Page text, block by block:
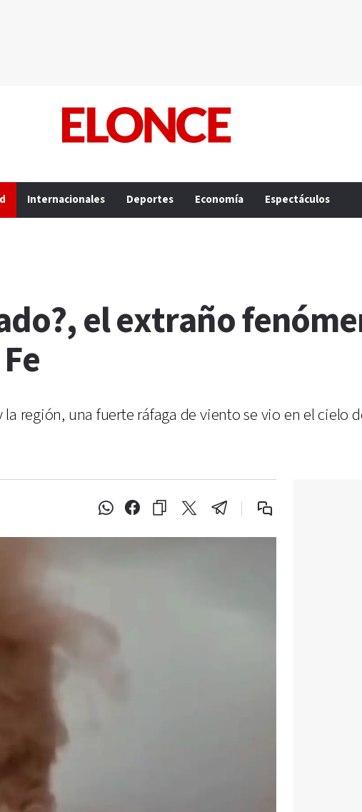
Internacionales Deportes Economía Espectáculos
el extraño
región, una fuerte ráfaga de viento se vio en el cielo